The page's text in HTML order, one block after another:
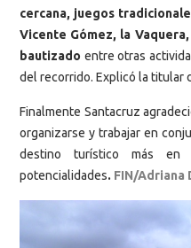
cercana, juegos
Vicente Gómez, la
bautizado entre otras
del recorrido. Explicó la titular
Finalmente Santacruz
organizarse y trabajar en
destino turístico más en
potencialidades. FIN/Adriana